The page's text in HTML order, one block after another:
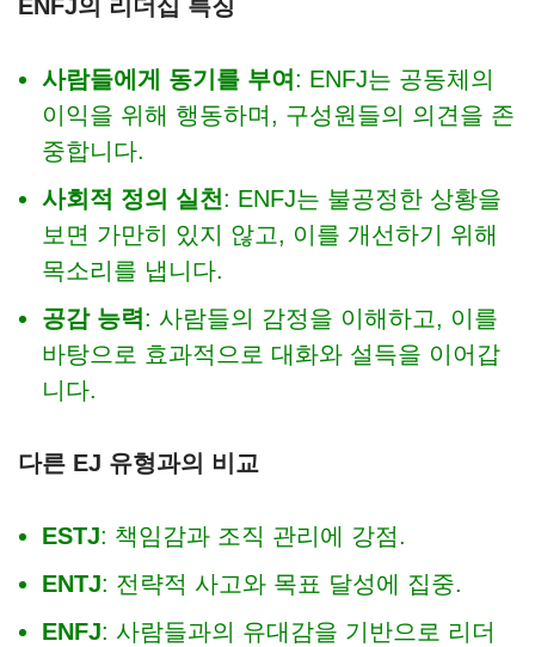
ENFJ의 리더십 특징
사람들에게 동기를 부여 : ENFJ는 공동체의
이익을 위해 행동하며, 구성원들의 의견을 존
중합니다.
사회적 정의 실천: ENFJ는 불공정한 상황을
보면 가만히 있지 않고, 이를 개선하기 위해
목소리를 냅니다.
공감 능력: 사람들의 감정을 이해하고, 이를
바탕으로 효과적으로 대화와 설득을 이어갑
니다.
다른 EJ 유형과의 비교
ESTJ: 책임감과 조직 관리에 강점.
ENTJ: 전략적 사고와 목표 달성에 집중.
ENFJ: 사람들과의 유대감을 기반으로 리더